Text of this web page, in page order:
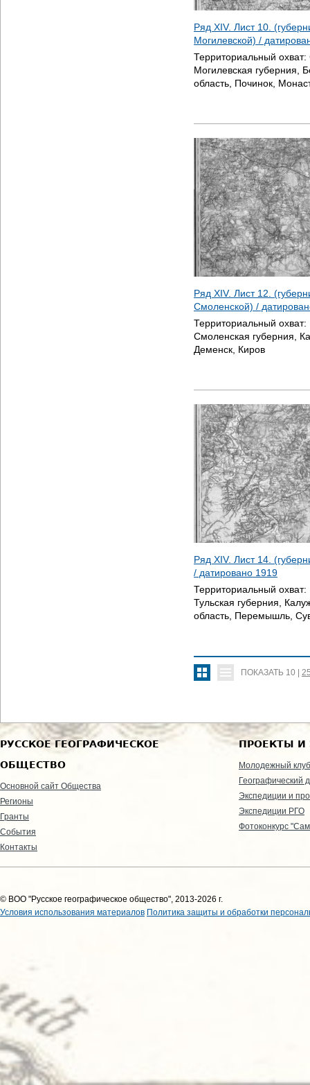
Ряд XIV. Лист 10.
Могилевской) /
Территориальный охват:
Могилевская губерния,
область, Починок,
Ряд XIV. Лист 12.
Смоленской) /
Территориальный охват:
Смоленская губерния,
Деменск, Киров
Ряд XIV. Лист 14.
/ датировано 1919
Территориальный охват:
Тульская губерния,
область, Перемышль,
ПОКАЗАТЬ 10 |
РУССКОЕ ГЕОГРАФИЧЕСКОЕ
ОБЩЕСТВО
Основной сайт Общества
Регионы
Гранты
События
Контакты
ПРОЕКТЫ И
Молодежный клуб
Географический
Экспедиции и
Экспедиции РГО
Фотоконкурс
© ВОО "Русское географическое общество", 2013-2026 г.
Условия использования материалов Политика защиты и обработки